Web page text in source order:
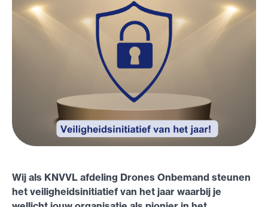
Wij als KNVVL afdeling Drones Onbemand steunen
het veiligheidsinitiatief van het jaar waarbij je